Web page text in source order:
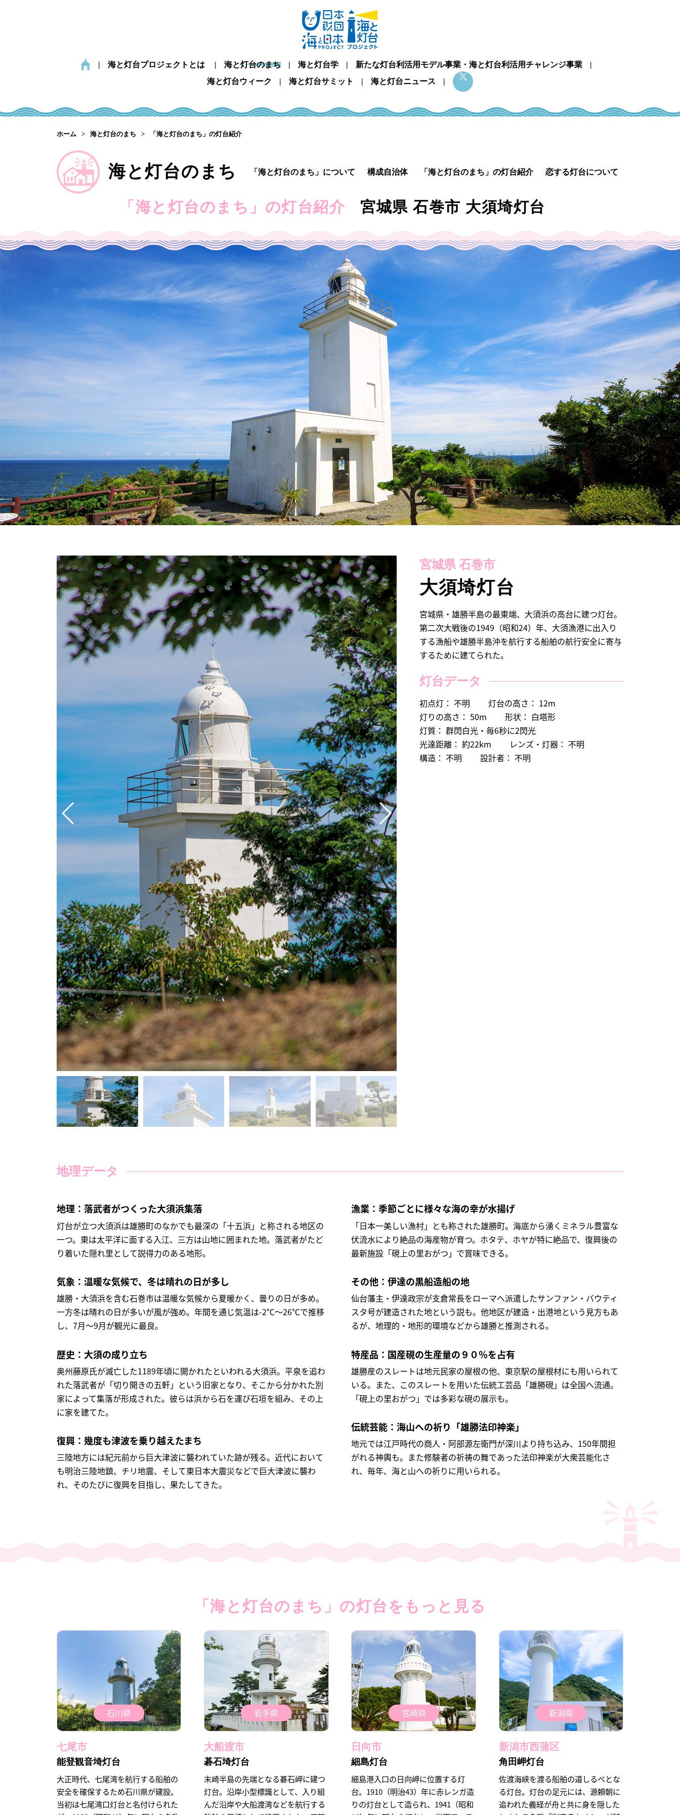
海と灯台プロジェクトとは 海と灯台のまち 海と灯台学 新たな灯台利活用モデル事業・ 海と灯台利活用チャレンジ事業
海と灯台ウィーク
海と灯台サミット 海と灯台ニュース
ホーム 海と灯台のまち 「海と灯台のまち」の灯台紹介
海と灯台のまち 「海と灯台のまち」について 構成自治体 「海と灯台のまち」の灯台紹介 恋する灯台について
「海と灯台のまち」の灯台紹介 宮城県 石巻市 大須埼灯台
宮城県 石巻市
大須埼灯台
宮城県・雄勝半島の最東端、大須浜の高台に建つ灯台。
第二次大戦後の1949（昭和24）年、大須漁港に出入り
する漁船や雄勝半島沖を航行する船舶の航行安全に寄与
するために建てられた。
灯台データ
初点灯： 不明
灯台の高さ： 12m
灯りの高さ： 50m
形状： 白塔形
灯質： 群閃白光・毎6秒に2閃光
光達距離： 約22km
レンズ・灯器： 不明
構造： 不明
設計者： 不明
地理データ
地理：落武者がつくった大須浜集落
灯台が立つ大須浜は雄勝町のなかでも最深の「十五浜」と称される地区の
一つ。東は太平洋に面する入江、三方は山地に囲まれた地。落武者がたど
り着いた隠れ里として説得力のある地形。
気象：温暖な気候で、冬は晴れの日が多し
雄勝・大須浜を含む石巻市は温暖な気候から夏暖かく、曇りの日が多め。
一方冬は晴れの日が多いが風が強め。年間を通じ気温は-2℃～26℃で推移
し、7月～9月が観光に最良。
歴史：大須の成り立ち
奥州藤原氏が滅亡した1189年頃に開かれたといわれる大須浜。平泉を追わ
れた落武者が「切り開きの五軒」という旧家となり、そこから分かれた別
家によって集落が形成された。彼らは浜から石を運び石垣を組み、その上
に家を建てた。
復興：幾度も津波を乗り越えたまち
三陸地方には紀元前から巨大津波に襲われていた跡が残る。近代において
も明治三陸地鎮、チリ地震、そして東日本大震災などで巨大津波に襲わ
れ、そのたびに復興を目指し、果たしてきた。
漁業：季節ごとに様々な海の幸が水揚げ
「日本一美しい漁村」とも称された雄勝町。海底から湧くミネラル豊富な
伏流水により絶品の海産物が育つ。ホタテ、ホヤが特に絶品で、復興後の
最新施設「硯上の里おがつ」で賞味できる。
その他：伊達の黒船造船の地
仙台藩主・伊達政宗が支倉常長をローマへ派遣したサンファン・バウティ
スタ号が建造された地という説も。他地区が建造・出港地という見方もあ
るが、地理的・地形的環境などから雄勝と推測される。
特産品：国産硯の生産量の９０％を占有
雄勝産のスレートは地元民家の屋根の他、東京駅の屋根材にも用いられて
いる。また、このスレートを用いた伝統工芸品「雄勝硯」は全国へ流通。
「硯上の里おがつ」では多彩な硯の展示も。
伝統芸能：海山への祈り「雄勝法印神楽」
地元では江戸時代の商人・阿部源左衛門が深川より持ち込み、150年間担
がれる神輿も。また修験者の祈祷の舞であった法印神楽が大衆芸能化さ
れ、毎年、海と山への祈りに用いられる。
「海と灯台のまち」の灯台をもっと見る
石川県
七尾市
能登観音埼灯台
大正時代、七尾湾を航行する船舶の
安全を確保するため石川県が建設。
当初は七尾湾口灯台と名付けられた
岩手県
大船渡市
碁石埼灯台
末崎半島の先端となる碁石岬に建つ
灯台。沿岸小型標識として、入り組
んだ沿岸や大船渡湾などを航行する
宮崎県
日向市
細島灯台
細島港入口の日向岬に位置する灯
台。1910（明治43）年に赤レンガ造
りの灯台として造られ、1941（昭和
新潟県
新潟市西蒲区
角田岬灯台
佐渡海峡を渡る船舶の道しるべとな
る灯台。灯台の足元には、源頼朝に
追われた義経が舟と共に身を隠した